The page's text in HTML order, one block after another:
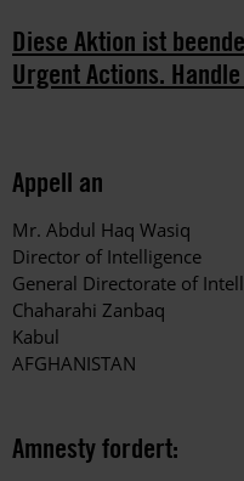
Diese Aktion ist
Urgent Actions.
Appell an
Mr. Abdul Haq Wasiq
Director of Intelligence
General Directorate of
Chaharahi Zanbaq
Kabul
AFGHANISTAN
Amnesty fordert: